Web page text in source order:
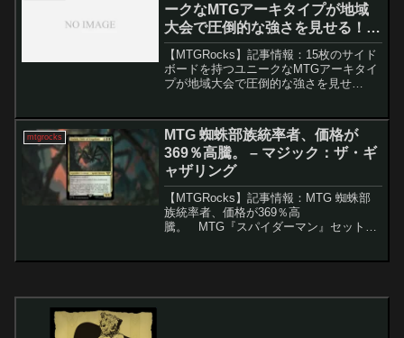
ークなMTGアーキタイプが地域
大会で圧倒的な強さを見せる！ –
マジック：ザ・ギャザリング
【MTGRocks】記事情報：15枚のサイド
ボードを持つユニークなMTGアーキタイ
プが地域大会で圧倒的な強さを見せ
の初日が終了し、多くのデータから重要
な情報を得る...
mtgrocks
MTG 蜘蛛部族統率者、価格が
369％高騰。 – マジック：ザ・ギ
ャザリング
【MTGRocks】記事情報：MTG 蜘蛛部
族統率者、価格が369％高
騰。 MTG『スパイダーマン』セットの